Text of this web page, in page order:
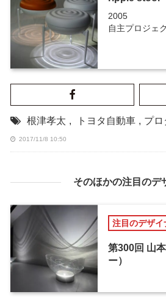
2005
自主プロジェ
根津孝太 , トヨタ自動車 , プロ
2017/11/8 10:50
そのほかの注目のデ
注目のデザイ
第300回 山
ー）